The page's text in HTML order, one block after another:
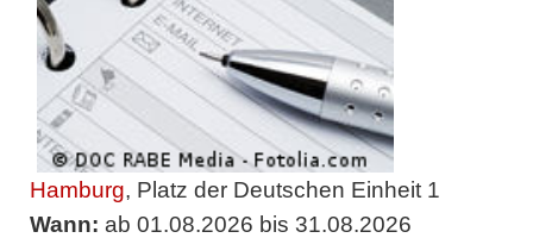
Hamburg, Platz der Deutschen Einheit 1
Wann: ab 01.08.2026 bis 31.08.2026